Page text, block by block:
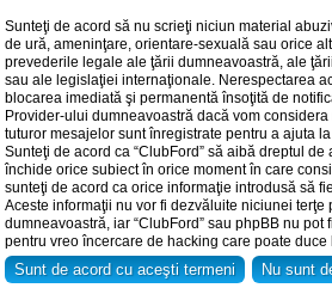
Sunteţi de acord să nu scrieţi niciun material
de ură, ameninţare, orientare-sexuală sau orice
prevederile legale ale ţării dumneavoastră, ale
sau ale legislaţiei internaţionale. Nerespectarea
blocarea imediată şi permanentă însoţită de
Provider-ului dumneavoastră dacă vom considera
tuturor mesajelor sunt înregistrate pentru a ajuta
Sunteţi de acord ca “ClubFord” să aibă dreptul de
închide orice subiect în orice moment în care
sunteţi de acord ca orice informaţie introdusă să
Aceste informaţii nu vor fi dezvăluite niciunei terţe
dumneavoastră, iar “ClubFord” sau phpBB nu
pentru vreo încercare de hacking care poate